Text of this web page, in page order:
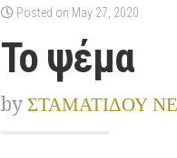
Posted on May 27, 2020
Το ψέμα
by ΣΤΑΜΑΤΙΔΟΥ